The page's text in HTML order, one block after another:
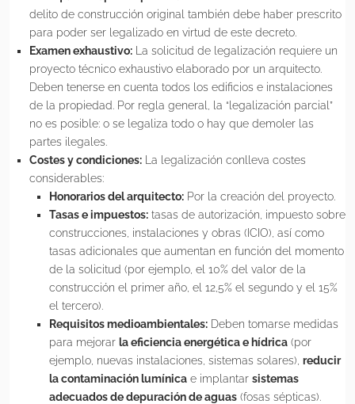
delito de construcción original también debe haber prescrito
para poder ser legalizado en virtud de este decreto.
Examen exhaustivo: La solicitud de legalización requiere un
proyecto técnico exhaustivo elaborado por un arquitecto.
Deben tenerse en cuenta todos los edificios e instalaciones
de la propiedad. Por regla general, la “legalización parcial”
no es posible: o se legaliza todo o hay que demoler las
partes ilegales.
Costes y condiciones: La legalización conlleva costes
considerables:
Honorarios del arquitecto: Por la creación del proyecto.
Tasas e impuestos: tasas de autorización, impuesto sobre
construcciones, instalaciones y obras (ICIO), así como
tasas adicionales que aumentan en función del momento
de la solicitud (por ejemplo, el 10% del valor de la
construcción el primer año, el 12,5% el segundo y el 15%
el tercero).
Requisitos medioambientales: Deben tomarse medidas
para mejorar la eficiencia energética e hídrica (por
ejemplo, nuevas instalaciones, sistemas solares), reducir
la contaminación lumínica e implantar sistemas
adecuados de depuración de aguas (fosas sépticas).